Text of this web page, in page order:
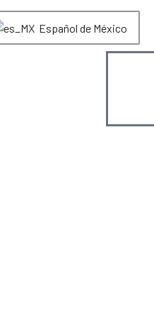
Español de México